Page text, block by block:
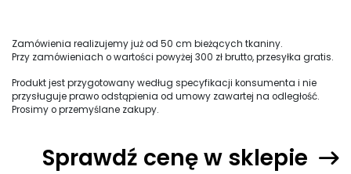
Zamówienia realizujemy już od 50 cm bieżących tkaniny.
Przy zamówieniach o wartości powyżej 300 zł brutto, przesyłka gratis.
Produkt jest przygotowany według specyfikacji konsumenta i nie
przysługuje prawo odstąpienia od umowy zawartej na odległość.
Prosimy o przemyślane zakupy.
Sprawdź cenę w sklepie